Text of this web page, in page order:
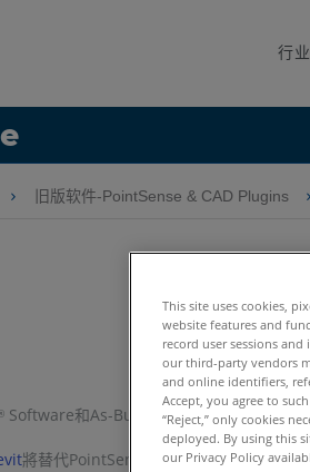
行业
旧版软件-PointSense & CAD Plugins
Software和As-Built™ for Autodesk Revit
將替代PointSense for Revit 。它包含以
This site uses cookies,
website features and
record user sessions
our third-party vendors
and online identifiers,
Accept, you agree to
“Reject,” only cookies
deployed. By using this
our Privacy Policy